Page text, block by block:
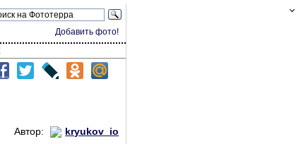
Добавить фото!
Автор:
kryukov_io